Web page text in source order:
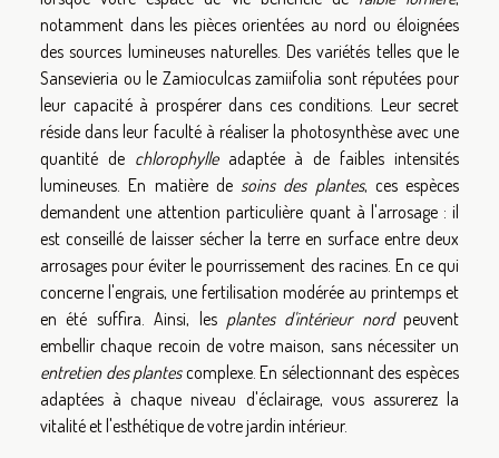
notamment dans les pièces orientées au nord ou éloignées
des sources lumineuses naturelles. Des variétés telles que le
Sansevieria ou le Zamioculcas zamiifolia sont réputées pour
leur capacité à prospérer dans ces conditions. Leur secret
réside dans leur faculté à réaliser la photosynthèse avec une
quantité de chlorophylleadaptée à de faibles intensités
lumineuses. En matière de soins des plantes, ces espèces
demandent une attention particulière quant à l'arrosage : il
est conseillé de laisser sécher la terre en surface entre deux
arrosages pour éviter le pourrissement des racines. En ce qui
concerne l'engrais, une fertilisation modérée au printemps et
en été suffira. Ainsi, les plantes d'intérieur nordpeuvent
embellir chaque recoin de votre maison, sans nécessiter un
entretien des plantescomplexe. En sélectionnant des espèces
adaptées à chaque niveau d'éclairage, vous assurerez la
vitalité et l'esthétique de votre jardin intérieur.